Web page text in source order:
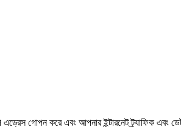
গোপন করে এবং আপনার ইন্টারনেট ট্র্যাফিক এবং